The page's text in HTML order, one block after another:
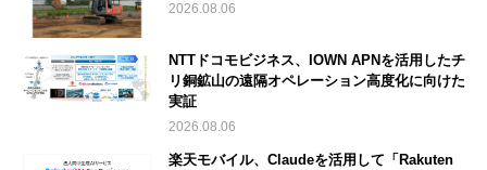
2026.08.06
NTTドコモビジネス、IOWN APNを活用したチ
リ銅鉱山の遠隔オペレーション高度化に向けた
実証
2026.08.06
楽天モバイル、Claudeを活用して「Rakuten